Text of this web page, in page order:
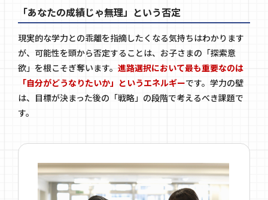
「あなたの成績じゃ無理」という否定
現実的な学力との乖離を指摘したくなる気持ちはわかります
が、可能性を頭から否定することは、お子さまの「探索意
欲」を根こそぎ奪います。 進路選択において最も重要なのは
「自分がどうなりたいか」というエネルギーです。学力の壁
は、目標が決まった後の「戦略」の段階で考えるべき課題で
す。